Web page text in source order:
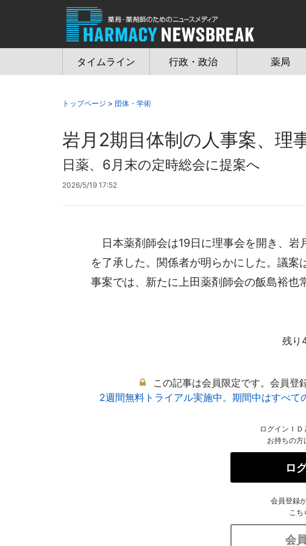
タイムライン 行政・政治 薬局
トップページ > 団体・学術
岩月2期目体制の人事案、理
日薬、6月末の定時総会に提案へ
2026/5/19 17:52
日本薬剤師会は19日に理事会を開き、岩
を了承した。関係者が明らかにした。議
事案では、新たに上田薬剤師会の飯島裕也
残り
この記事は会員限定です。会員登
2週間無料トライアル実施中。期間中はすべ
ログインＩ
お持ちの方
ロ
会員登録
こち
会